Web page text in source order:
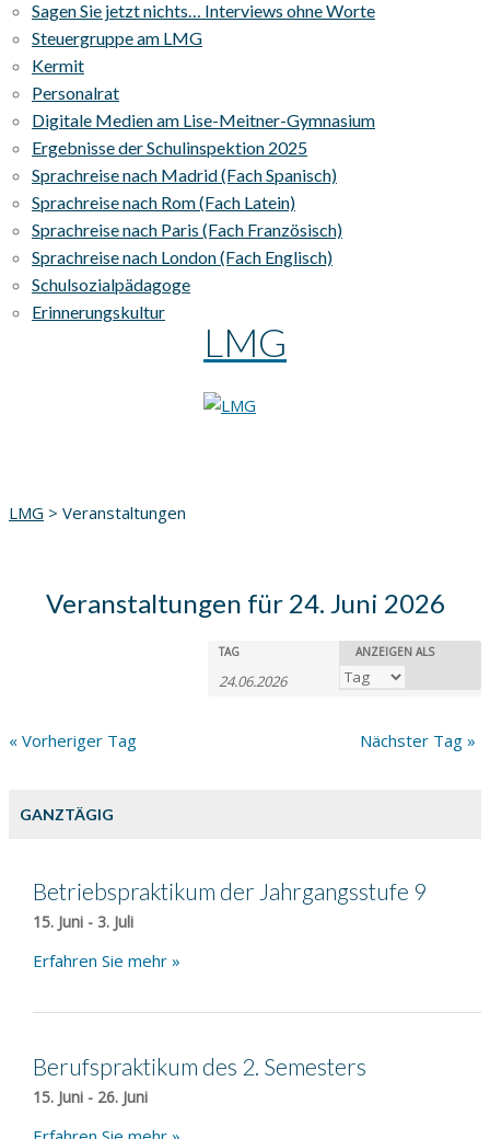
Sagen Sie jetzt nichts… Interviews ohne Worte
Steuergruppe am LMG
Kermit
Personalrat
Digitale Medien am Lise-Meitner-Gymnasium
Ergebnisse der Schulinspektion 2025
Sprachreise nach Madrid (Fach Spanisch)
Sprachreise nach Rom (Fach Latein)
Sprachreise nach Paris (Fach Französisch)
Sprachreise nach London (Fach Englisch)
Schulsozialpädagoge
Erinnerungskultur
LMG
LMG > Veranstaltungen
Veranstaltungen für 24. Juni 2026
Veranstaltungen
Suche
Veranstaltungen
Suche
TAG
Veranstaltung
Ansichten-
ANZEIGEN ALS
« Vorheriger Tag Nächster Tag »
GANZTÄGIG
Betriebspraktikum der Jahrgangsstufe 9
15. Juni- 3. Juli
Erfahren Sie mehr »
Berufspraktikum des 2. Semesters
15. Juni- 26. Juni